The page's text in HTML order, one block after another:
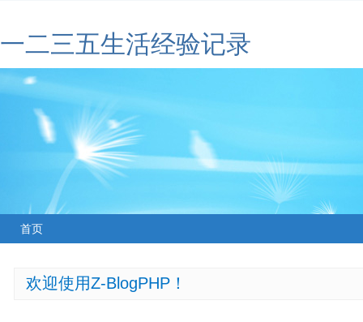
一二三五生活经验记录
首页
欢迎使用Z-BlogPHP！